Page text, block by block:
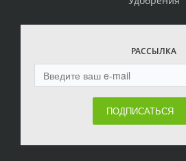
РАССЫЛКА
ПОДПИСАТЬСЯ